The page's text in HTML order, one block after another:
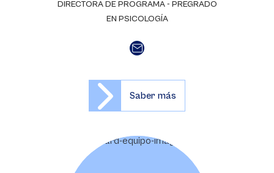
DIRECTORA DE PROGRAMA - PREGRADO
EN PSICOLOGÍA
Saber más